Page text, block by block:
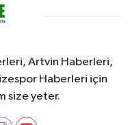
Artvin Haberleri,
Haberleri için
size yeter.